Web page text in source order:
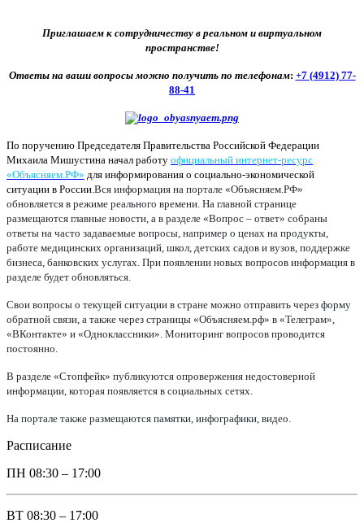
Приглашаем к сотрудничеству в реальном и виртуальном
пространстве!
Ответы на ваши вопросы можно получить по телефонам: +7 (4912) 77-
88-41
По поручению Председателя Правительства Российской Федерации
Михаила Мишустина начал работу официальный интернет-ресурс
«Объясняем.РФ» для информирования о социально-экономической
ситуации в России. Вся информация на портале «Объясняем.РФ»
обновляется в режиме реального времени. На главной странице
размещаются главные новости, а в разделе «Вопрос – ответ» собраны
ответы на часто задаваемые вопросы, например о ценах на продукты,
работе медицинских организаций, школ, детских садов и вузов, поддержке
бизнеса, банковских услугах. При появлении новых вопросов информация в
разделе будет обновляться.
Свои вопросы о текущей ситуации в стране можно отправить через форму
обратной связи, а также через страницы «Объясняем.рф» в «Телеграм»,
«ВКонтакте» и «Одноклассники». Мониторинг вопросов проводится
постоянно.
В разделе «Стопфейк» публикуются опровержения недостоверной
информации, которая появляется в социальных сетях.
На портале также размещаются памятки, инфографики, видео.
Расписание
ПН 08:30 – 17:00
ВТ 08:30 – 17:00